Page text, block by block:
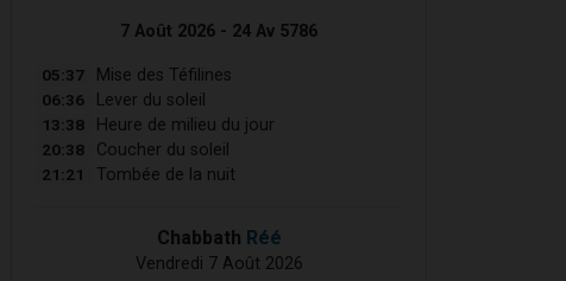
7 Août 2026 - 24 Av 5786
05:37 Mise des Téfilines
06:36 Lever du soleil
13:38 Heure de milieu du jour
20:38 Coucher du soleil
21:21 Tombée de la nuit
Chabbath Réé
Vendredi 7 Août 2026